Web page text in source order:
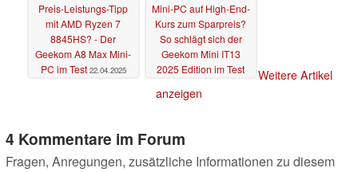
Preis-Leistungs-Tipp
mit AMD Ryzen 7
8845HS? - Der
Geekom A8 Max Mini-
PC im Test 22.04.2025
Mini-PC auf High-End-
Kurs zum Sparpreis?
So schlägt sich der
Geekom Mini IT13
2025 Edition im Test
Weitere Artikel
anzeigen
4 Kommentare im Forum
Fragen, Anregungen, zusätzliche Informationen zu diesem